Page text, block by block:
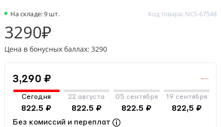
На складе: 9 шт. Код товара: NCS-67548
3290₽
Цена в бонусных баллах: 3290
3,290 ₽
Сегодня
822.5 ₽
22 августа
822.5 ₽
05 сентября
822.5 ₽
19 сентября
822,5 ₽
Без комиссий и переплат